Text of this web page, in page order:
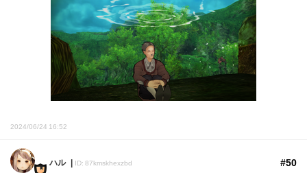
2024/06/24 16:52
ハル ID: 87kmskhexzbd #50